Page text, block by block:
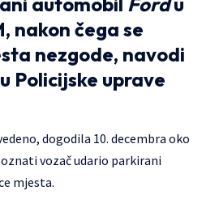
nakon čega se
nezgode, navodi
Policijske uprave
dogodila 10. decembra oko
vozač udario parkirani
mjesta.